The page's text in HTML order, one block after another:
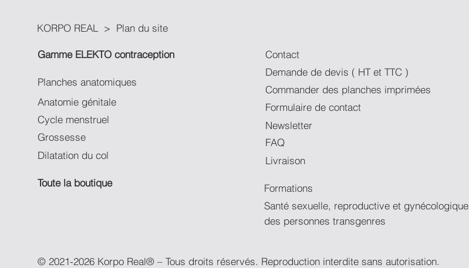
KORPO REAL > Plan du site
Planches anatomiques
Anatomie génitale
Cycle menstruel
Grossesse
Dilatation du col
Gamme ELEKTO contraception
Toute la boutique
Contact
Demande de devis ( HT et TTC )
Commander des planches imprimées
Formulaire de contact
Newsletter
FAQ
Livraison
Formations
Santé sexuelle, reproductive et gynécologique
des personnes transgenres
© 2021-2026 Korpo Real® – Tous droits réservés. Reproduction interdite sans autorisation.